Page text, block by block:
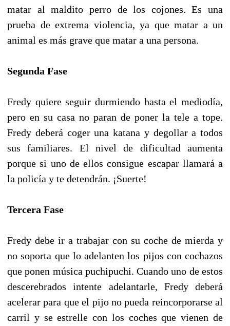
matar al maldito perro de los cojones. Es una
prueba de extrema violencia, ya que matar a un
animal es más grave que matar a una persona.
Segunda Fase
Fredy quiere seguir durmiendo hasta el mediodía,
pero en su casa no paran de poner la tele a tope.
Fredy deberá coger una katana y degollar a todos
sus familiares. El nivel de dificultad aumenta
porque si uno de ellos consigue escapar llamará a
la policía y te detendrán. ¡Suerte!
Tercera Fase
Fredy debe ir a trabajar con su coche de mierda y
no soporta que lo adelanten los pijos con cochazos
que ponen música puchipuchi. Cuando uno de estos
descerebrados intente adelantarle, Fredy deberá
acelerar para que el pijo no pueda reincorporarse al
carril y se estrelle con los coches que vienen de